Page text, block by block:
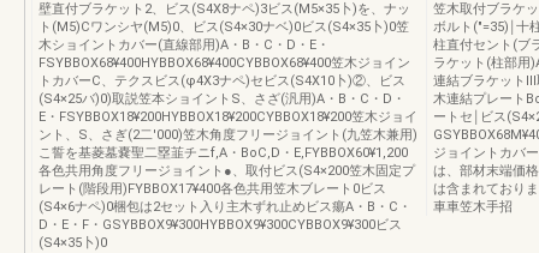
壁直付ブラケット2、ビス(S4X8ナペ)3ビス(M5×35卜)を、ナッ
ト(M5)Cワンシヤ(M5)0、ビス(S4×30ナベ)0ビス(S4×35卜)0笠
木ショイントカバー(直線部用)A・B・C・D・E・
FSYBBOX68¥400HYBBOX68¥400CYBBOX68¥400笠木ジョイン
トカバーC、テクスビス(φ4X3ナペ)セビス(S4X10卜)②、ビス
(S4×25バ)0)取説笠本ショイントS、さざ(汎用)A・B・C・D・
E・FSYBBOX18¥200HYBBOX18¥200CYBBOX18¥200笠木ジョイ
ント、S、さぎ(2二′000)笠木角度フリージョイント(九笠木兼用)
こ誓を基菱墓嚢聖二塁韮チニf,A・BoC,D・E,FYBBOX60¥1,200
各色共用角度フリージョイント●、取付ビス(S4×200笠木固定プ
レート(階段用)FYBBOX17¥400各色共用笠木ブレート0ビス
(S4×6ナペ)0梱包は2セット入り主木ずれ止めビス瘍A・B・C・
D・E・F・GSYBBOX9¥300HYBBOX9¥300CYBBOX9¥300ビス
(S4×35卜)0
笠木取付ブラケ
ボルト(″=35)￨十
柱直付セント(ブ
ラケット(柱部用
連結ブラケットⅢ
木連結プレート
ートセ￨ビス
ジョイントカバ
は、部材末端価
は含まれており
車車笠木手招